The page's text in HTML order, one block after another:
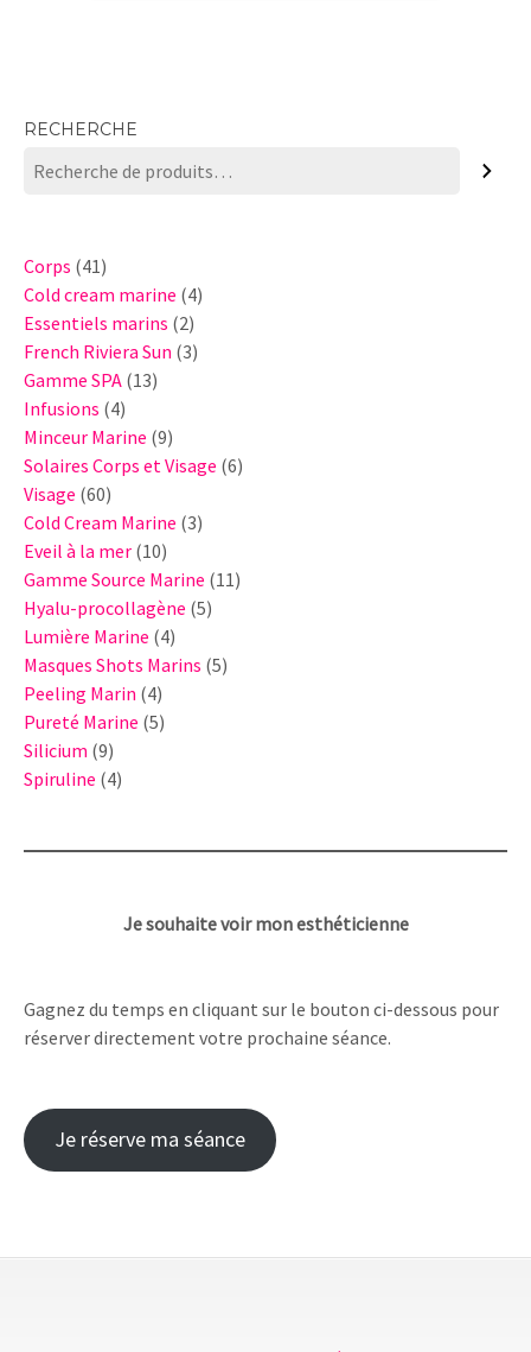
RECHERCHE
Corps 4141
produits
Cold cream marine 44
Essentiels marins 22
produits
French Riviera Sun 33
Gamme SPA 1313
Infusions 44
produits
Minceur Marine 99
produits
Solaires Corps et Visage 66
Visage 6060
produits
Cold Cream Marine 33
Eveil à la mer 1010
produits
Gamme Source Marine 1111
Hyalu-procollagène 55
Lumière Marine 44
produits
Masques Shots Marins 55
Peeling Marin 44
produits
Pureté Marine 55
Silicium 99
produits
Spiruline 44
Je souhaite voir mon esthéticienne
Gagnez du temps en cliquant sur le bouton ci-dessous pour
réserver directement votre prochaine séance.
Je réserve ma séance